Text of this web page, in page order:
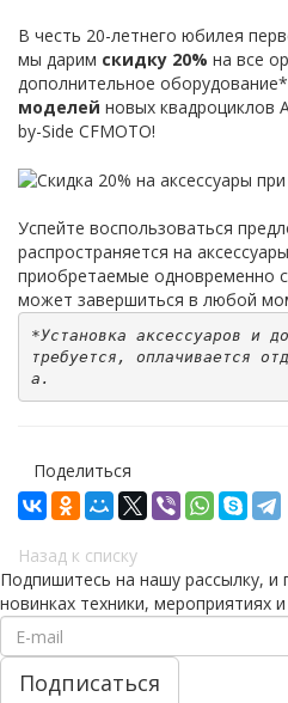
В честь 20-летнего юбилея
мы дарим скидку 20% на все
дополнительное оборудование*
моделей новых квадроциклов
by-Side CFMOTO!
Успейте воспользоваться
распространяется на
приобретаемые одновременно
может завершиться в любой
*Установка аксессуаров и
требуется, оплачивается
а.
Поделиться
Назад к списку
Подпишитесь на нашу рассылку, и
новинках техники, мероприятиях